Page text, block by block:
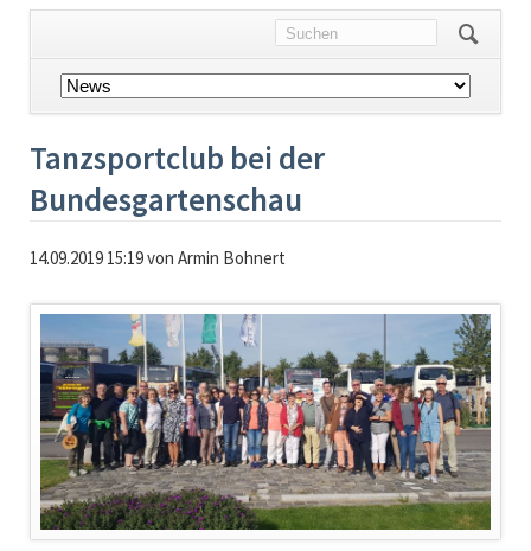
Navigation
überspringen
Tanzsportclub bei der
Bundesgartenschau
14.09.2019 15:19von Armin Bohnert